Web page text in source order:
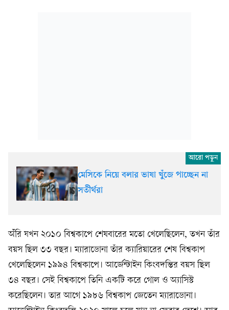
মেসিকে নিয়ে বলার ভাষা খুঁজে পাচ্ছেন না
সতীর্থরা
অঁঁরি যখন ২০১০ বিশ্বকাপে শেষবারের মতো খেলেছিলেন, তখন তাঁর
বয়স ছিল ৩৩ বছর। ম্যারাডোনা তাঁর ক্যারিয়ারের শেষ বিশ্বকাপ
খেলেছিলেন ১৯৯৪ বিশ্বকাপে। আর্জেন্টাইন কিংবদন্তির বয়স ছিল
৩৪ বছর। সেই বিশ্বকাপে তিনি একটি করে গোল ও অ্যাসিস্ট
করেছিলেন। তার আগে ১৯৮৬ বিশ্বকাপ জেতেন ম্যারাডোনা।